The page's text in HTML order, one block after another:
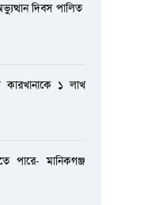
দিবস পালিত
কারখানাকে ১ লাখ
পারে- মানিকগঞ্জ